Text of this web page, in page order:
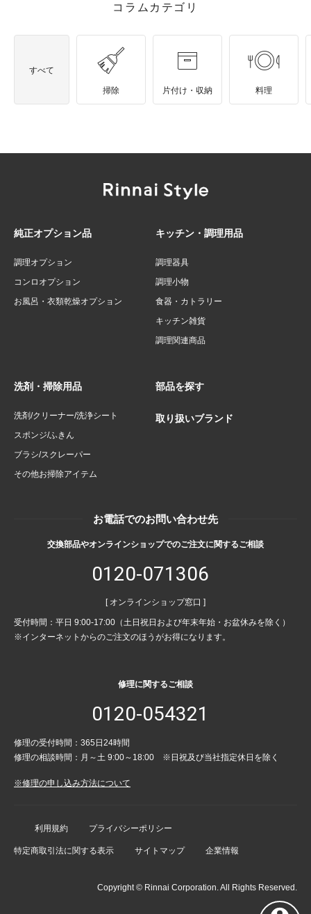
コラムカテゴリ
すべて
掃除 片付け・収納 料理
純正オプション品
調理オプション
コンロオプション
お風呂・衣類乾燥オプション
キッチン・調理用品
調理器具
調理小物
食器・カトラリー
キッチン雑貨
調理関連商品
洗剤・掃除用品
洗剤/クリーナー/洗浄シート
スポンジ/ふきん
ブラシ/スクレーパー
その他お掃除アイテム
部品を探す
取り扱いブランド
お電話でのお問い合わせ先
交換部品やオンラインショップでのご注文に関するご相談
0120-071306
[ オンラインショップ窓口 ]
受付時間：平日 9:00-17:00（土日祝日および年末年始・お盆休みを除く）
※インターネットからのご注文のほうがお得になります。
修理に関するご相談
0120-054321
修理の受付時間：365日24時間
修理の相談時間：月～土 9:00～18:00 ※日祝及び当社指定休日を除く
※修理の申し込み方法について
利用規約 プライバシーポリシー
特定商取引法に関する表示 サイトマップ 企業情報
Copyright © Rinnai Corporation. All Rights Reserved.